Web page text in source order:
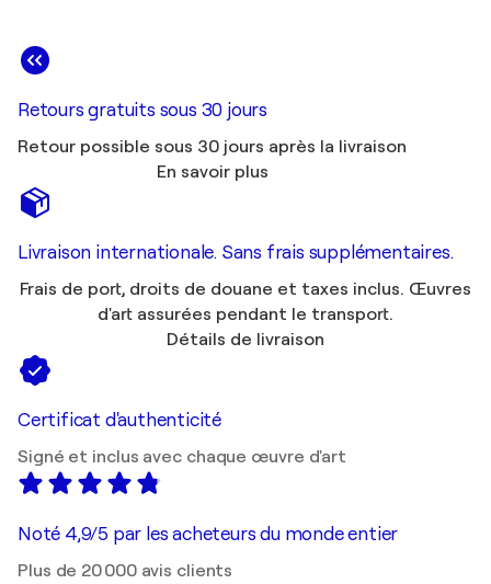
Retours gratuits sous 30 jours
Retour possible sous 30 jours après la livraison
En savoir plus
Livraison internationale. Sans frais supplémentaires.
Frais de port, droits de douane et taxes inclus. Œuvres
d'art assurées pendant le transport.
Détails de livraison
Certificat d'authenticité
Signé et inclus avec chaque œuvre d'art
Noté 4,9/5 par les acheteurs du monde entier
Plus de 20 000 avis clients